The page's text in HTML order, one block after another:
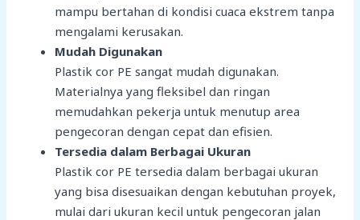
mampu bertahan di kondisi cuaca ekstrem tanpa
mengalami kerusakan.
Mudah Digunakan
Plastik cor PE sangat mudah digunakan.
Materialnya yang fleksibel dan ringan
memudahkan pekerja untuk menutup area
pengecoran dengan cepat dan efisien.
Tersedia dalam Berbagai Ukuran
Plastik cor PE tersedia dalam berbagai ukuran
yang bisa disesuaikan dengan kebutuhan proyek,
mulai dari ukuran kecil untuk pengecoran jalan